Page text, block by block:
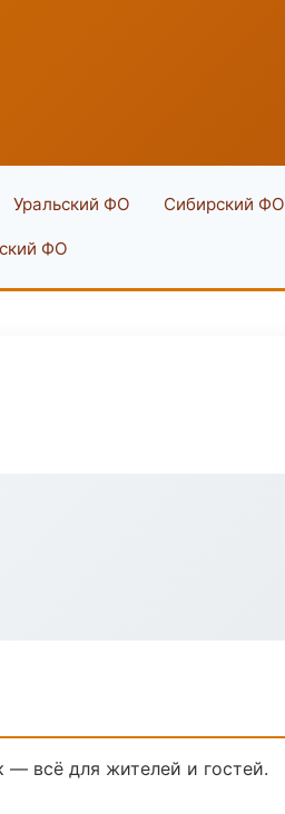
Уральский ФО Сибирский ФО
ФО
— всё для жителей и гостей.